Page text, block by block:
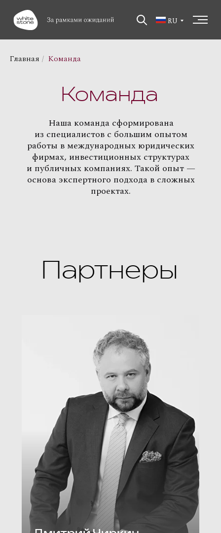
RU
Главная / Команда
Наша команда сформирована
из специалистов с большим опытом
работы в международных юридических
фирмах, инвестиционных структурах
и публичных компаниях. Такой опыт —
основа экспертного подхода в сложных
проектах.
Команда
Партнеры